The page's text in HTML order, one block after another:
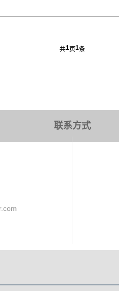
共1页1条
联系方式